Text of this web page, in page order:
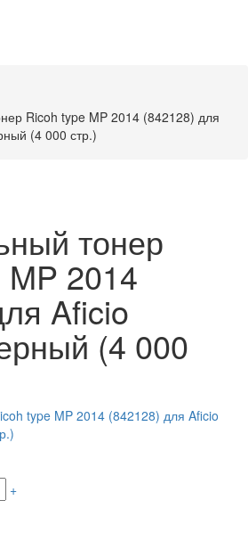
Ricoh type MP 2014 (842128) для
(4 000 стр.)
тонер
2014
Aficio
(4 000
+